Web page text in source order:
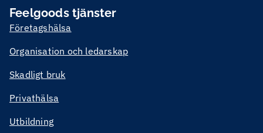
Feelgoods tjänster
Företagshälsa
Organisation och ledarskap
Skadligt bruk
Privathälsa
Utbildning